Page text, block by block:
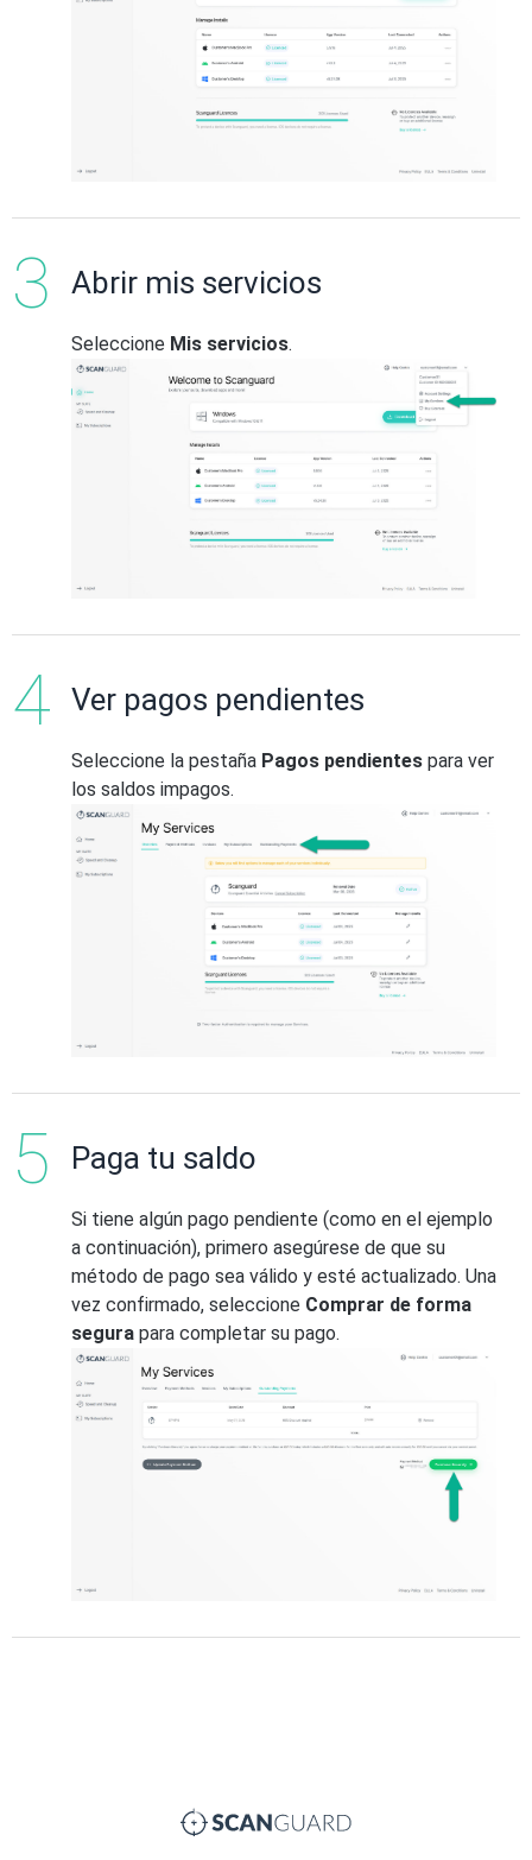
Abrir mis servicios
Seleccione Mis servicios.
Ver pagos pendientes
Seleccione la pestaña Pagos pendientes para ver
los saldos impagos.
Paga tu saldo
Si tiene algún pago pendiente (como en el ejemplo
a continuación), primero asegúrese de que su
método de pago sea válido y esté actualizado. Una
vez confirmado, seleccione Comprar de forma
segura para completar su pago.